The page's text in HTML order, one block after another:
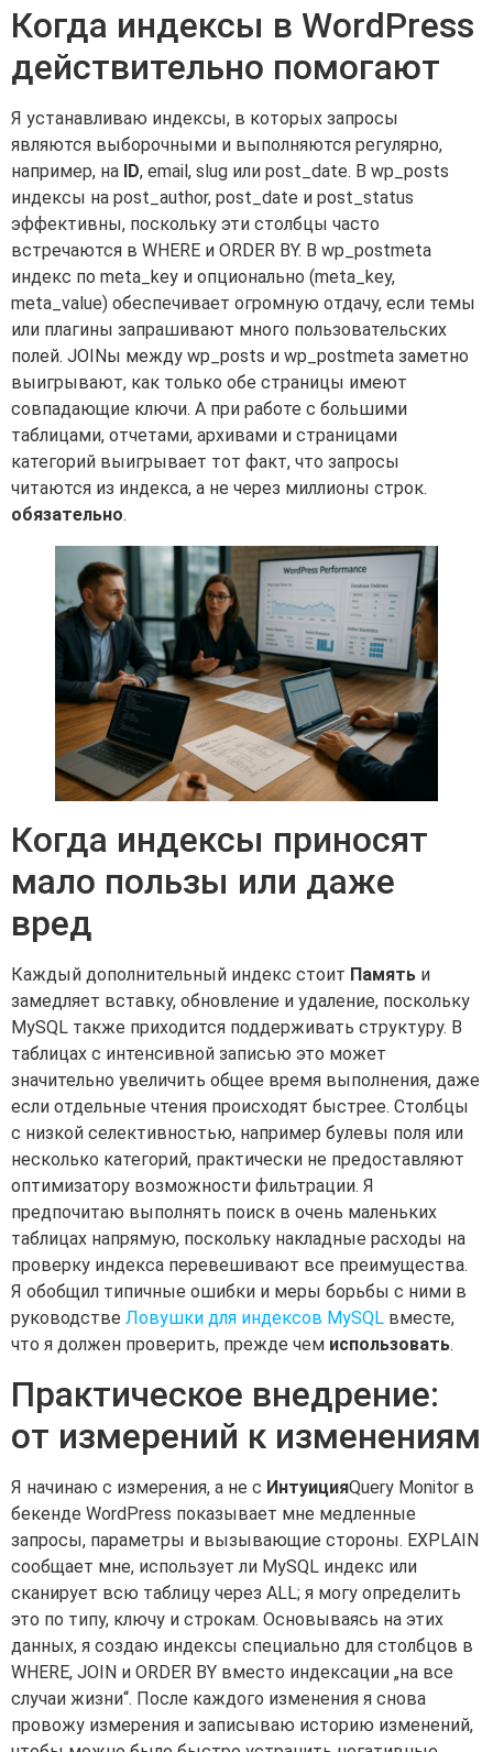
Когда индексы в WordPress
действительно помогают
Я устанавливаю индексы, в которых запросы
являются выборочными и выполняются регулярно,
например, на ID, email, slug или post_date. В wp_posts
индексы на post_author, post_date и post_status
эффективны, поскольку эти столбцы часто
встречаются в WHERE и ORDER BY. В wp_postmeta
индекс по meta_key и опционально (meta_key,
meta_value) обеспечивает огромную отдачу, если темы
или плагины запрашивают много пользовательских
полей. JOINы между wp_posts и wp_postmeta заметно
выигрывают, как только обе страницы имеют
совпадающие ключи. А при работе с большими
таблицами, отчетами, архивами и страницами
категорий выигрывает тот факт, что запросы
читаются из индекса, а не через миллионы строк.
обязательно.
Когда индексы приносят
мало пользы или даже
вред
Каждый дополнительный индекс стоит Память и
замедляет вставку, обновление и удаление, поскольку
MySQL также приходится поддерживать структуру. В
таблицах с интенсивной записью это может
значительно увеличить общее время выполнения, даже
если отдельные чтения происходят быстрее. Столбцы
с низкой селективностью, например булевы поля или
несколько категорий, практически не предоставляют
оптимизатору возможности фильтрации. Я
предпочитаю выполнять поиск в очень маленьких
таблицах напрямую, поскольку накладные расходы на
проверку индекса перевешивают все преимущества.
Я обобщил типичные ошибки и меры борьбы с ними в
руководстве Ловушки для индексов MySQL вместе,
что я должен проверить, прежде чем использовать.
Практическое внедрение:
от измерений к изменениям
Я начинаю с измерения, а не с ИнтуицияQuery Monitor в
бекенде WordPress показывает мне медленные
запросы, параметры и вызывающие стороны. EXPLAIN
сообщает мне, использует ли MySQL индекс или
сканирует всю таблицу через ALL; я могу определить
это по типу, ключу и строкам. Основываясь на этих
данных, я создаю индексы специально для столбцов в
WHERE, JOIN и ORDER BY вместо индексации „на все
случаи жизни“. После каждого изменения я снова
провожу измерения и записываю историю изменений,